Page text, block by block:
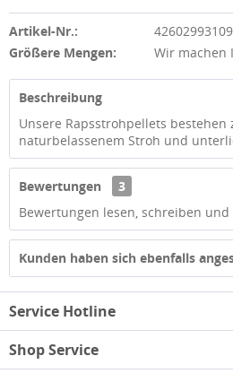
Artikel-Nr.:
Größere Mengen:
Wir machen
Beschreibung
Unsere Rapsstrohpellets bestehen
naturbelassenem Stroh und
Bewertungen
3
Bewertungen lesen, schreiben
Kunden haben sich ebenfalls
Service Hotline
Shop Service